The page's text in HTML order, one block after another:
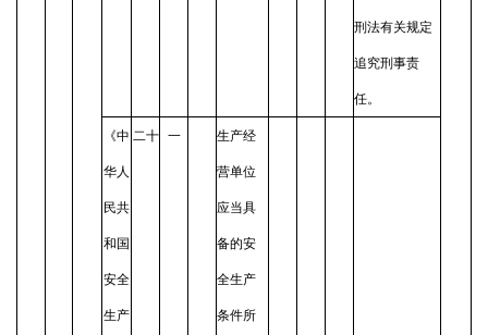
刑法有关规定
追究刑事责
任。
《中
华人
民共
和国
安全
生产
二十 一 生产经
营单位
应当具
备的安
全生产
条件所